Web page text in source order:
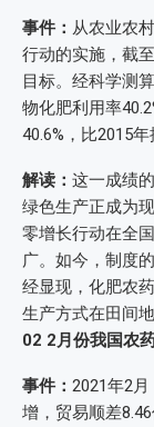
事件： 从农业农
行动的实施，截
目标。经科学测
物化肥利用率
40.6%，比2015年
解读： 这一成绩
绿色生产正成为
零增长行动在全
广。如今，制度
经显现，化肥农
生产方式在田间
02 2月份我国农
事件： 2021年2
增，贸易顺差